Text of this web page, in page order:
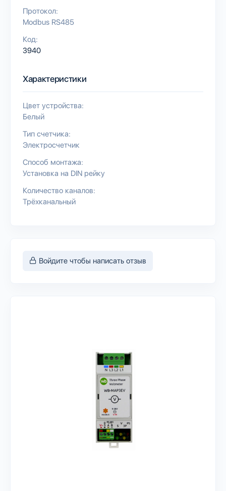
Протокол:
Modbus RS485
Код:
3940
Характеристики
Цвет устройства:
Белый
Тип счетчика:
Электросчетчик
Способ монтажа:
Установка на DIN рейку
Количество каналов:
Трёхканальный
Войдите чтобы написать отзыв